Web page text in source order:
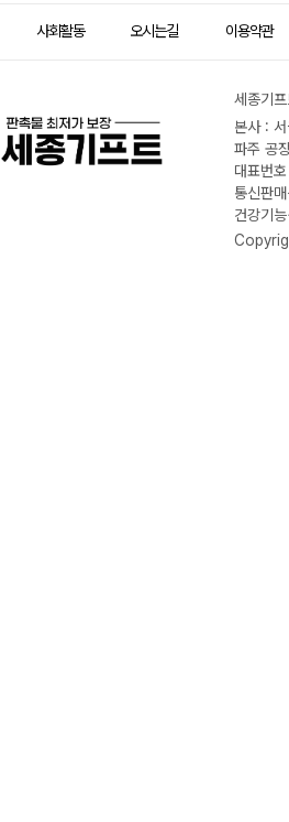
사회활동 오시는길 이용약관
세종기
본사 :
파주 공
대표번
통신판
건강기